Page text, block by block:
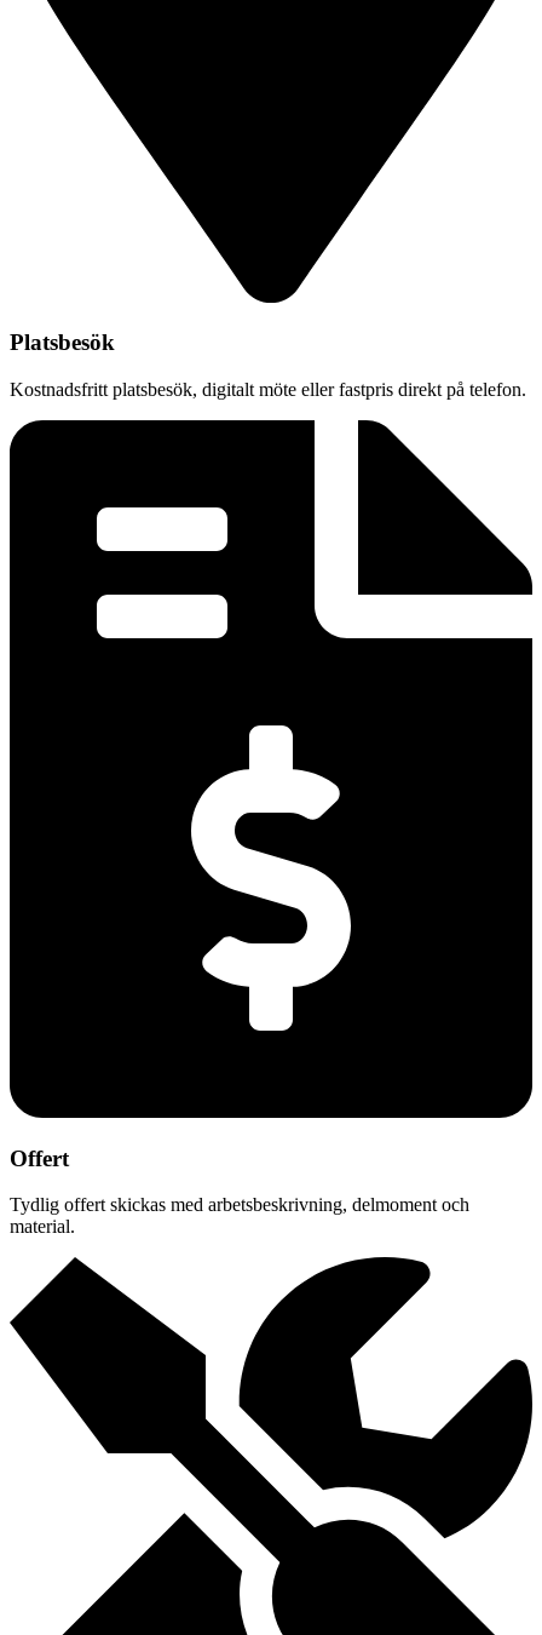
Platsbesök
Kostnadsfritt platsbesök, digitalt möte eller fastpris direkt på telefon.
Offert
Tydlig offert skickas med arbetsbeskrivning, delmoment och
material.